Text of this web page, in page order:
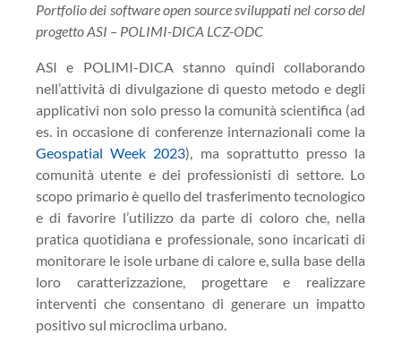
Portfolio dei software open source sviluppati nel corso del
progetto ASI – POLIMI-DICA LCZ-ODC
ASI e POLIMI-DICA stanno quindi collaborando
nell’attività di divulgazione di questo metodo e degli
applicativi non solo presso la comunità scientifica (ad
es. in occasione di conferenze internazionali come la
Geospatial Week 2023), ma soprattutto presso la
comunità utente e dei professionisti di settore. Lo
scopo primario è quello del trasferimento tecnologico
e di favorire l’utilizzo da parte di coloro che, nella
pratica quotidiana e professionale, sono incaricati di
monitorare le isole urbane di calore e, sulla base della
loro caratterizzazione, progettare e realizzare
interventi che consentano di generare un impatto
positivo sul microclima urbano.